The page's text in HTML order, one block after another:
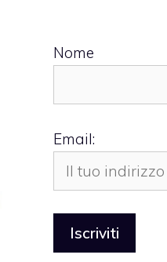
Nome
Email: